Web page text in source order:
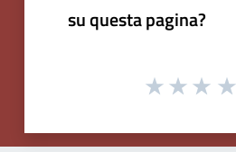
su questa pagina?